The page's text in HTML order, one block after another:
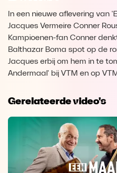
In een nieuwe aflevering van
Jacques Vermeire Conner
Kampioenen-fan Conner
Balthazar Boma spot op de
Jacques erbij om hem in te
Andermaal' bij VTM en op
Gerelateerde video's